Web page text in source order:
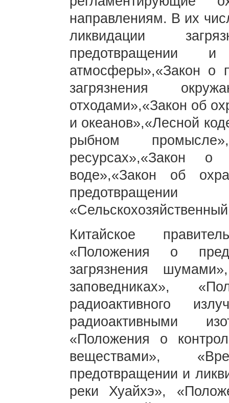
направлениям. В их
ликвидации
предотвращении и
атмосферы»,«Закон о
загрязнения
отходами»,«Закон об
и океанов»,«Лесной
рыбном
ресурсах»,«Закон
воде»,«Закон об
Китайское
«Положения о
загрязнения
заповедниках»,
радиоактивного
радиоактивными
«Положения о
веществами»,
предотвращении и
реки Хуайхэ»,